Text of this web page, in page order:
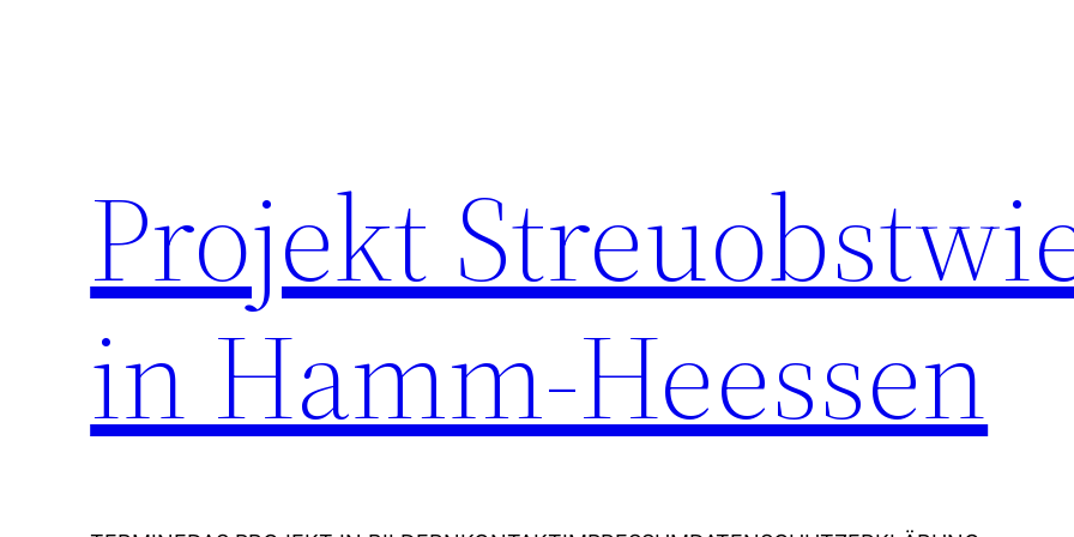
Projekt
in Hamm-Heessen